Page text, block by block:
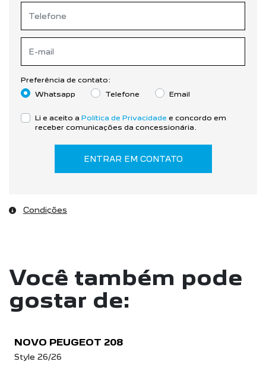
Preferência de contato:
Whatsapp
Telefone Email
Li e aceito a Política de Privacidade e concordo em
receber comunicações da concessionária.
ENTRAR EM CONTATO
Condições
Você também pode
gostar de:
NOVO PEUGEOT 208
Style 26/26